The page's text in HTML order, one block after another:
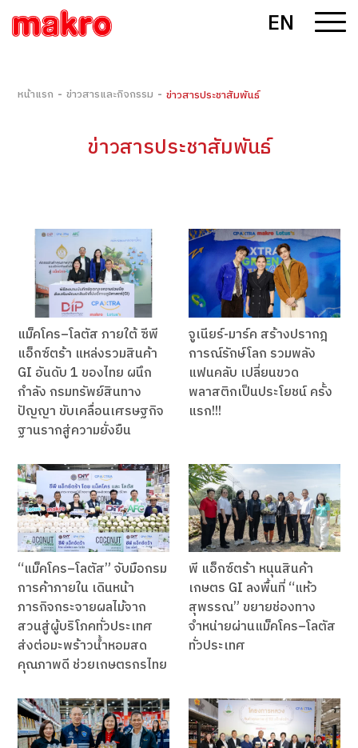
EN
หน้าแรก - ข่าวสารและกิจกรรม - ข่าวสารประชาสัมพันธ์
ข่าวสารประชาสัมพันธ์
แม็คโคร–โลตัส ภายใต้ ซีพี
แอ็กซ์ตร้า แหล่งรวมสินค้า
GI อันดับ 1 ของไทย ผนึก
กำลัง กรมทรัพย์สินทาง
ปัญญา ขับเคลื่อนเศรษฐกิจ
ฐานรากสู่ความยั่งยืน
จูเนียร์-มาร์ค สร้างปรากฎ
การณ์รักษ์โลก รวมพลัง
แฟนคลับ เปลี่ยนขวด
พลาสติกเป็นประโยชน์ ครั้ง
แรก!!!
“แม็คโคร–โลตัส” จับมือกรม
การค้าภายใน เดินหน้า
ภารกิจกระจายผลไม้จาก
สวนสู่ผู้บริโภคทั่วประเทศ
ส่งต่อมะพร้าวน้ำหอมสด
คุณภาพดี ช่วยเกษตรกรไทย
พี แอ็กซ์ตร้า หนุนสินค้า
เกษตร GI ลงพื้นที่ “แห้ว
สุพรรณ” ขยายช่องทาง
จำหน่ายผ่านแม็คโคร–โลตัส
ทั่วประเทศ